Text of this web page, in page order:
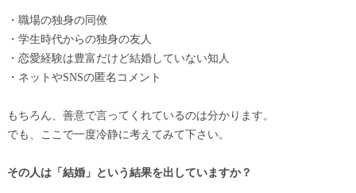
・職場の独身の同僚
・学生時代からの独身の友人
・恋愛経験は豊富だけど結婚していない知人
・ネットやSNSの匿名コメント
もちろん、善意で言ってくれているのは分かります。
でも、ここで一度冷静に考えてみて下さい。
その人は「結婚」という結果を出していますか？